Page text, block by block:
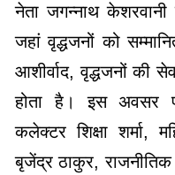
नेता जगन्नाथ
जहां वृद्धजनों को
आशीर्वाद, वृद्धजनों की
होता है। इस अवसर
कलेक्टर शिक्षा शर्मा,
बृजेंद्र ठाकुर,